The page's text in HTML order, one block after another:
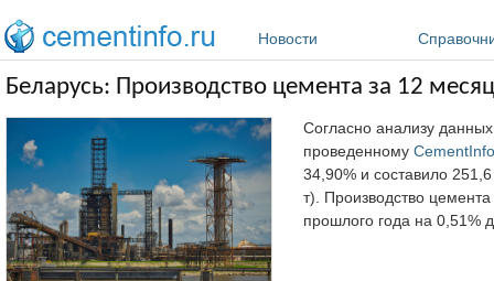
Новости
Беларусь: Производство цемента за 12
Согласно анализу
проведенному
34,90% и составило
т). Производство
прошлого года на 0,51%